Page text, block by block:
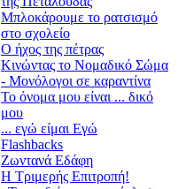
Μπλοκάρουμε το ρατσισμό
στο σχολείο
Ο ήχος της πέτρας
Κινώντας το Νομαδικό Σώμα
- Μονόλογοι σε καραντίνα
Το όνομα μου είναι ... δικό
μου
... εγώ είμαι Εγώ
Flashbacks
Ζωντανά Εδάφη
Η Τριμερής Επιτροπή!